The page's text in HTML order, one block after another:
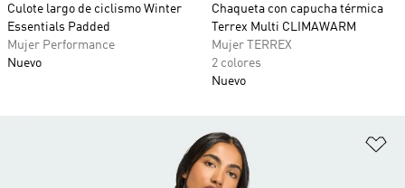
Culote largo de ciclismo Winter
Essentials Padded
Mujer Performance
Nuevo
Chaqueta con capucha térmica
Terrex Multi CLIMAWARM
Mujer TERREX
2 colores
Nuevo